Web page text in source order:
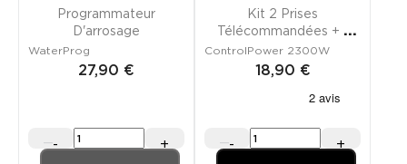
Programmateur
D'arrosage
WaterProg
27,90 €
- +
Kit 2 Prises
Télécommandées + 1
Télécommande
ControlPower 2300W
18,90 €
- +